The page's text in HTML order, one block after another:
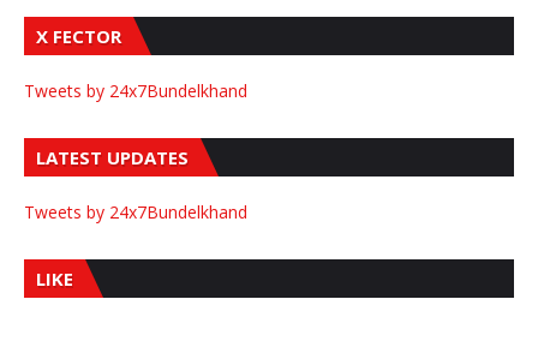
X FECTOR
Tweets by 24x7Bundelkhand
LATEST UPDATES
Tweets by 24x7Bundelkhand
LIKE